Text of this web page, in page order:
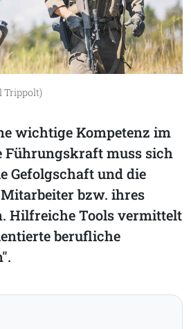
Trippolt)
wichtige Kompetenz im
Führungskraft muss sich
Gefolgschaft und die
bzw. ihres
Hilfreiche Tools vermittelt
berufliche